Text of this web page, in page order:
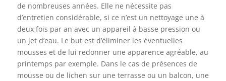
de nombreuses années. Elle ne nécessite pas
d’entretien considérable, si ce n’est un nettoyage une à
deux fois par an avec un appareil à basse pression ou
un jet d’eau. Le but est d’éliminer les éventuelles
mousses et de lui redonner une apparence agréable, au
printemps par exemple. Dans le cas de présences de
mousse ou de lichen sur une terrasse ou un balcon, une